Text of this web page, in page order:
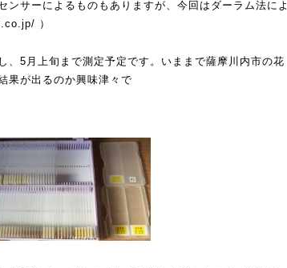
サーによるものもありますが、今回はダーラム法によ
）
5月上旬まで測定予定です。いままで薩摩川内市の花
果が出るのか興味津々で